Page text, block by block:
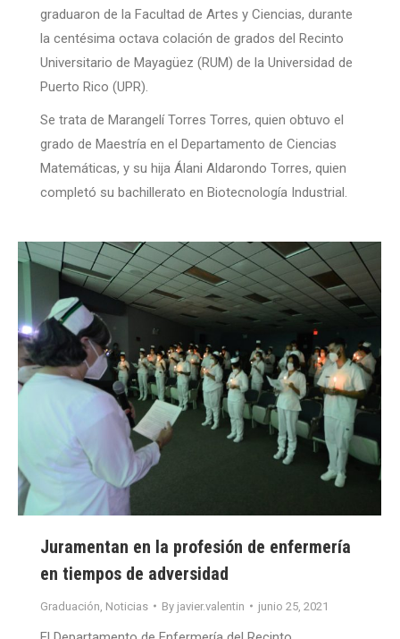
graduaron de la Facultad de Artes y Ciencias, durante
la centésima octava colación de grados del Recinto
Universitario de Mayagüez (RUM) de la Universidad de
Puerto Rico (UPR).
Se trata de Marangelí Torres Torres, quien obtuvo el
grado de Maestría en el Departamento de Ciencias
Matemáticas, y su hija Álani Aldarondo Torres, quien
completó su bachillerato en Biotecnología Industrial.
Juramentan en la profesión de enfermería
en tiempos de adversidad
Graduación Noticias By javier.valentin junio 25, 2021